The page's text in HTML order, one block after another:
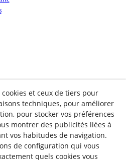
et ceux de tiers pour
techniques, pour améliorer
pour stocker vos préférences
montrer des publicités liées à
vos habitudes de navigation.
de configuration qui vous
quels cookies vous